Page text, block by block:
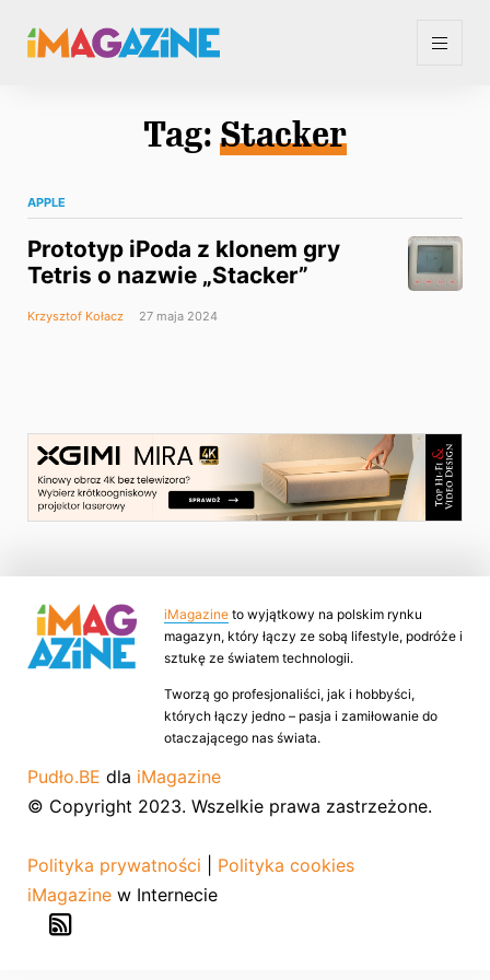
Tag: Stacker
APPLE
Prototyp iPoda z klonem gry
Tetris o nazwie „Stacker”
Krzysztof Kołacz 27 maja 2024
iMagazine to wyjątkowy na polskim rynku
magazyn, który łączy ze sobą lifestyle, podróże i
sztukę ze światem technologii.
Tworzą go profesjonaliści, jak i hobbyści,
których łączy jedno – pasja i zamiłowanie do
otaczającego nas świata.
Pudło.BE dla iMagazine
© Copyright 2023. Wszelkie prawa zastrzeżone.
Polityka prywatności
Polityka cookies
iMagazine w Internecie